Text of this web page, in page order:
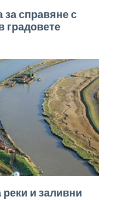
за справяне с
градовете
и заливни